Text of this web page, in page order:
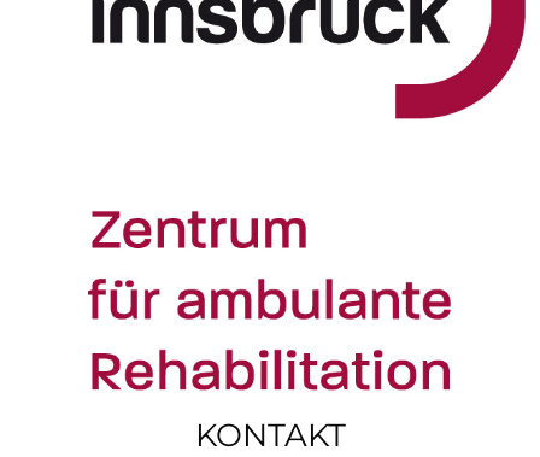
KONTAKT